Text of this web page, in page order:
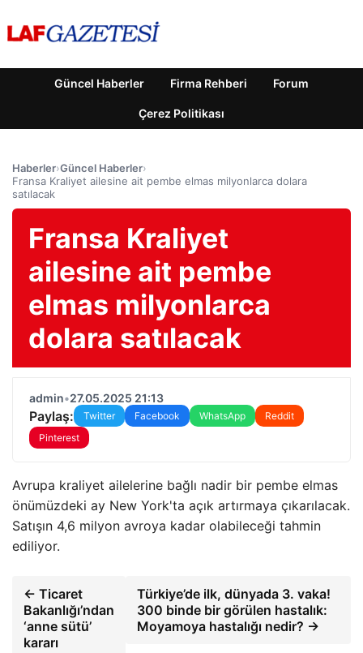
Güncel Haberler Firma Rehberi Forum
Çerez Politikası
Haberler›Güncel Haberler›
Fransa Kraliyet ailesine ait pembe elmas milyonlarca dolara
satılacak
Fransa Kraliyet
ailesine ait pembe
elmas milyonlarca
dolara satılacak
admin•27.05.2025 21:13
Paylaş: Twitter Facebook WhatsApp
Reddit
Pinterest
Avrupa kraliyet ailelerine bağlı nadir bir pembe elmas
önümüzdeki ay New York'ta açık artırmaya çıkarılacak.
Satışın 4,6 milyon avroya kadar olabileceği tahmin
ediliyor.
← Ticaret
Bakanlığı’ndan
‘anne sütü’
kararı
Türkiye’de ilk, dünyada 3. vaka!
300 binde bir görülen hastalık:
Moyamoya hastalığı nedir? →